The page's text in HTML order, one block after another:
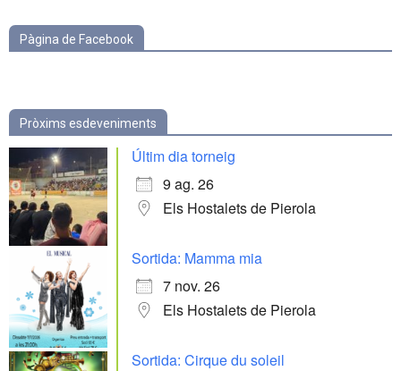
Pàgina de Facebook
Pròxims esdeveniments
Últim dia torneig
9 ag. 26
Els Hostalets de Pierola
Sortida: Mamma mia
7 nov. 26
Els Hostalets de Pierola
Sortida: Cirque du soleil